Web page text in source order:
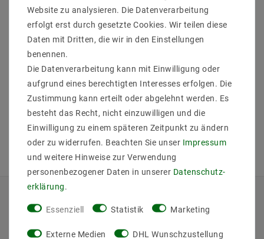
Artikel anzeigen Artikel anzeigen
QUICKLINKS
Über Uns
Website zu analysieren. Die Datenverarbeitung
erfolgt erst durch gesetzte Cookies. Wir teilen diese
Daten mit Dritten, die wir in den Einstellungen
benennen.
Die Datenverarbeitung kann mit Einwilligung oder
aufgrund eines berechtigten Interesses erfolgen. Die
Zustimmung kann erteilt oder abgelehnt werden. Es
besteht das Recht, nicht einzuwilligen und die
Einwilligung zu einem späteren Zeitpunkt zu ändern
oder zu widerrufen. Beachten Sie unser Impressum
und weitere Hinweise zur Verwendung
personenbezogener Daten in unserer Daten­schutz­
erklärung
Essenziell Statistik Marketing
Externe Medien DHL Wunschzustellung